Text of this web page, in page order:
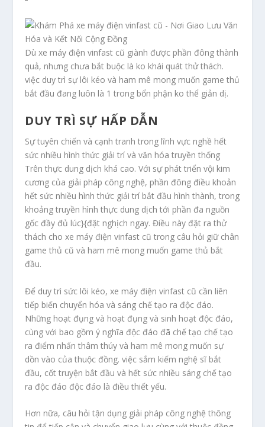
Dù xe máy điện vinfast cũ giành được phần đông thành
quả, nhưng chưa bắt buộc là ko khái quát thử thách.
việc duy trì sự lôi kéo và ham mê mong muốn game thủ
bắt đầu đang luôn là 1 trong bổn phận ko thể giản dị.
DUY TRÌ SỰ HẤP DẪN
Sự tuyên chiến và cạnh tranh trong lĩnh vực nghề hết
sức nhiều hình thức giải trí và văn hóa truyền thống
Trên thực dung dịch khá cao. Với sự phát triển vội kim
cương của giải pháp công nghệ, phần đông điều khoản
hết sức nhiều hình thức giải trí bắt đầu hình thành, trong
khoảng truyền hình thực dung dịch tới phần đa nguồn
gốc đầy đủ lúc}{đặt nghịch ngay. Điều này đặt ra thử
thách cho xe máy điện vinfast cũ trong câu hỏi giữ chân
game thủ cũ và ham mê mong muốn game thủ bắt
đầu.
Để duy trì sức lôi kéo, xe máy điện vinfast cũ cần liên
tiếp biến chuyển hóa và sáng chế tạo ra độc đáo.
Những hoạt đụng và hoạt đụng và sinh hoạt độc đáo,
cùng với bao gồm ý nghĩa độc đáo đã chế tạo chế tạo
ra điểm nhấn thâm thúy và ham mê mong muốn sự
dồn vào của thuộc đồng. việc sắm kiếm nghệ sĩ bắt
đầu, cốt truyện bắt đầu và hết sức nhiều sáng chế tạo
ra độc đáo độc đáo là điều thiết yếu.
Hơn nữa, câu hỏi tận dụng giải pháp công nghệ thông